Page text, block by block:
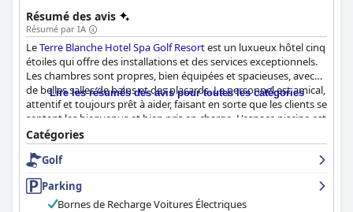
moderne, ainsi que divers équipements et activités pour les
familles. Avec une philosophie respectueuse de
l'environnement, cet hôtel 5 étoiles se veut un véritable
sanctuaire de détente pour tous les clients qui souhaitent être
immergés dans la nature tout au long de leur séjour.
Résumé des avis
Résumé par IA
LeTerre Blanche Hotel Spa Golf Resortest un luxueux hôtel cinq
étoiles qui offre des installations et des services exceptionnels.
Les chambres sont propres, bien équipées et spacieuses, avec
de belles salles de bains et des placards. Le personnel est amical,
attentif et toujours prêt à aider, faisant en sorte que les clients se
sentent les bienvenus et bien pris en charge. L'espace piscine est
exceptionnel avec deux immenses piscines chauffées et tous les
équipements nécessaires à la relaxation. Les familles avec
enfants trouveront l'hôtel très recommandé, avec un club pour
enfants et des installations conçues pour les enfants. Dans
l'ensemble, l'hôtel
meilleure expérience haut de gamme que certains clients aient
Lire les résumés des avis pour toutes les catégories
Catégories
Golf
Parking
Bornes de Recharge Voitures Électriques